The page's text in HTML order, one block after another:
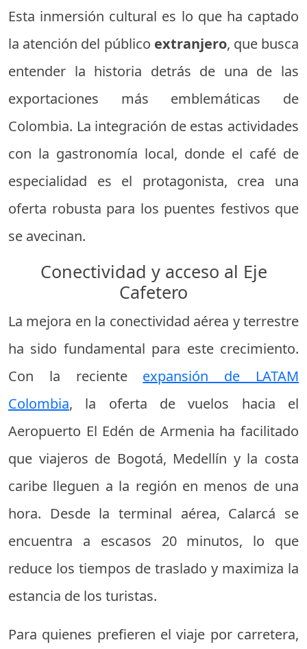
Esta inmersión cultural es lo que ha captado
la atención del público extranjero, que busca
entender la historia detrás de una de las
exportaciones más emblemáticas de
Colombia. La integración de estas actividades
con la gastronomía local, donde el café de
especialidad es el protagonista, crea una
oferta robusta para los puentes festivos que
se avecinan.
Conectividad y acceso al Eje
Cafetero
La mejora en la conectividad aérea y terrestre
ha sido fundamental para este crecimiento.
Con la reciente expansión de LATAM
Colombia, la oferta de vuelos hacia el
Aeropuerto El Edén de Armenia ha facilitado
que viajeros de Bogotá, Medellín y la costa
caribe lleguen a la región en menos de una
hora. Desde la terminal aérea, Calarcá se
encuentra a escasos 20 minutos, lo que
reduce los tiempos de traslado y maximiza la
estancia de los turistas.
Para quienes prefieren el viaje por carretera,